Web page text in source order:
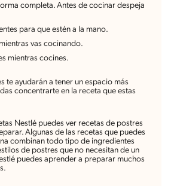
completa. Antes de cocinar despeja
para que estén a la mano.
vas cocinando.
mientras cocines.
te ayudarán a tener un espacio más
concentrarte en la receta que estas
Nestlé puedes ver recetas de postres
Algunas de las recetas que puedes
combinan todo tipo de ingredientes
de postres que no necesitan de un
puedes aprender a preparar muchos